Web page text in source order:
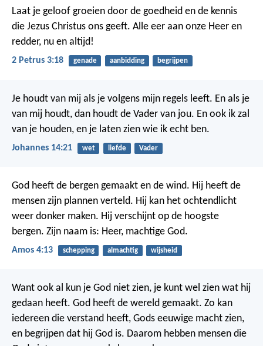
Laat je geloof groeien door de goedheid en de kennis
die Jezus Christus ons geeft. Alle eer aan onze Heer en
redder, nu en altijd!
2 Petrus 3:18 genade aanbidding begrijpen
Je houdt van mij als je volgens mijn regels leeft. En als je
van mij houdt, dan houdt de Vader van jou. En ook ik zal
van je houden, en je laten zien wie ik echt ben.
Johannes 14:21 wet liefde Vader
God heeft de bergen gemaakt en de wind. Hij heeft de
mensen zijn plannen verteld. Hij kan het ochtendlicht
weer donker maken. Hij verschijnt op de hoogste
bergen. Zijn naam is: Heer, machtige God.
Amos 4:13 schepping almachtig wijsheid
Want ook al kun je God niet zien, je kunt wel zien wat hij
gedaan heeft. God heeft de wereld gemaakt. Zo kan
iedereen die verstand heeft, Gods eeuwige macht zien,
en begrijpen dat hij God is. Daarom hebben mensen die